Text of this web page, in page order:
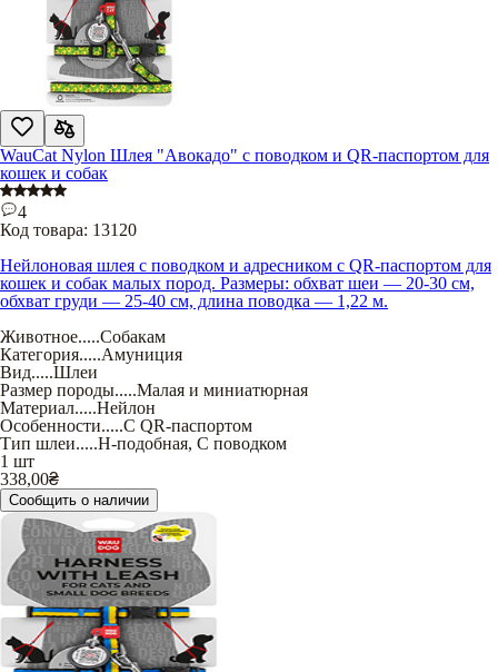
WauCat Nylon Шлея "Авокадо" с поводком и QR-паспортом для
кошек и собак
4
Код товара: 13120
Нейлоновая шлея с поводком и адресником с QR-паспортом для
кошек и собак малых пород. Размеры: обхват шеи — 20-30 см,
обхват груди — 25-40 см, длина поводка — 1,22 м.
Животное.....Собакам
Категория.....Амуниция
Вид.....Шлеи
Размер породы.....Малая и миниатюрная
Материал.....Нейлон
Особенности.....С QR-паспортом
Тип шлеи.....Н-подобная, С поводком
1 шт
338,00₴
Сообщить о наличии